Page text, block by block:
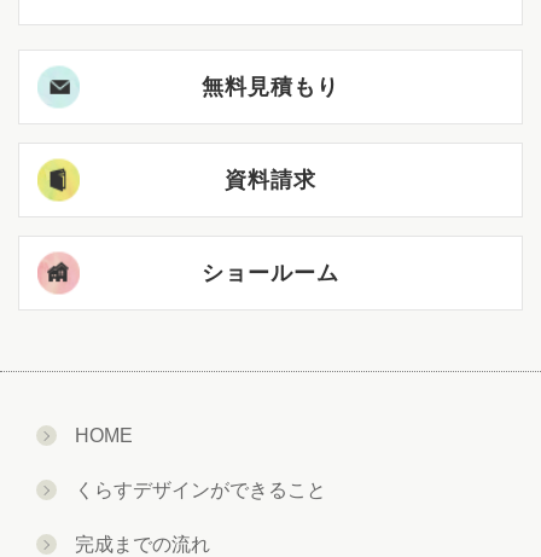
無料見積もり
資料請求
ショールーム
HOME
くらすデザインができること
完成までの流れ